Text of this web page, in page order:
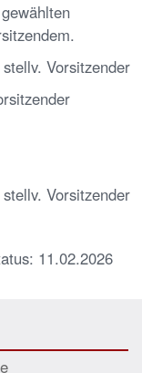
Vorsitzender
stellv. Vorsitzender
11.02.2026